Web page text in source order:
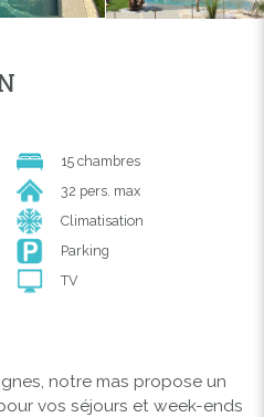
15 chambres
32 pers. max
Climatisation
Parking
TV
notre mas propose un
vos séjours et week-ends